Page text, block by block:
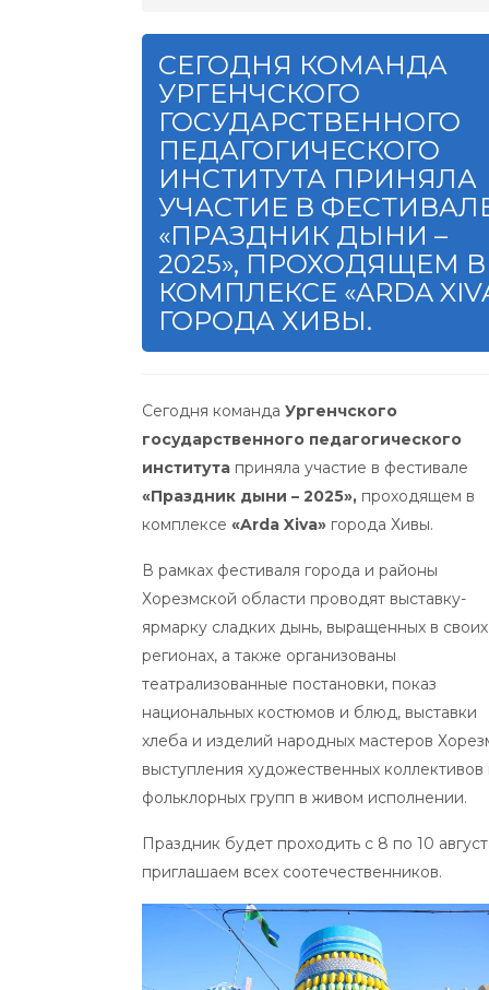
СЕГОДНЯ КОМАНДА
УРГЕНЧСКОГО
ГОСУДАРСТВЕННОГО
ПЕДАГОГИЧЕСКОГО
ИНСТИТУТА ПРИНЯЛА
УЧАСТИЕ В
«ПРАЗДНИК ДЫНИ –
2025», ПРОХОДЯЩЕМ В
КОМПЛЕКСЕ «ARDA
ГОРОДА ХИВЫ.
Сегодня команда Ургенчского
государственного педагогического
института приняла участие в фестивале
«Праздник дыни – 2025», проходящем в
комплексе «Arda Xiva» города Хивы.
В рамках фестиваля города и районы
Хорезмской области проводят выставку-
ярмарку сладких дынь, выращенных в своих
регионах, а также организованы
театрализованные постановки, показ
национальных костюмов и блюд, выставки
хлеба и изделий народных мастеров
выступления художественных коллективов
фольклорных групп в живом исполнении.
Праздник будет проходить с 8 по 10
приглашаем всех соотечественников.